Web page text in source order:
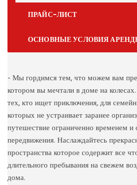
ПРАЙС-ЛИСТ
ОСНОВНЫЕ УСЛОВИЯ
- Мы гордимся тем, что можем вам
котором вы мечтали в доме на
тех, кто ищет приключения, для
которых не устраивает заранее
путешествие ограниченно временем и
передвижения. Наслаждайтесь
пространства которое содержит все
длительного пребывания на свежем
дома.